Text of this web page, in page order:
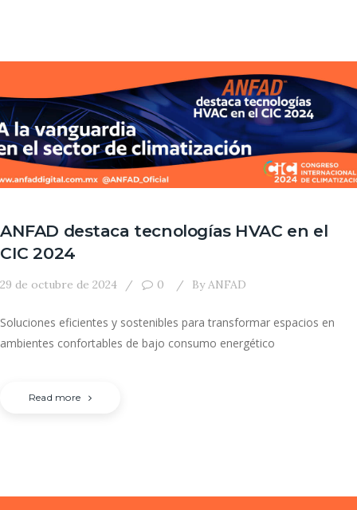
ANFAD destaca tecnologías HVAC en el
CIC 2024
29 de octubre de 2024 0 ByANFAD
Soluciones eficientes y sostenibles para transformar espacios en
ambientes confortables de bajo consumo energético
Read more